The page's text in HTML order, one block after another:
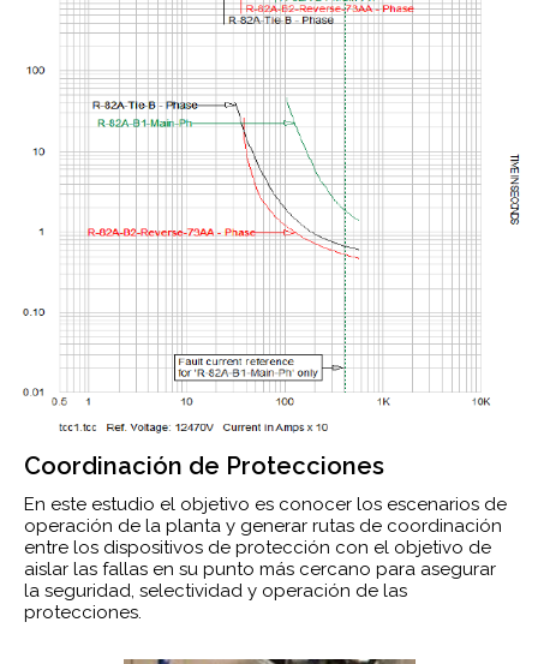
Coordinación de Protecciones
En este estudio el objetivo es conocer los escenarios de
operación de la planta y generar rutas de coordinación
entre los dispositivos de protección con el objetivo de
aislar las fallas en su punto más cercano para asegurar
la seguridad, selectividad y operación de las
protecciones.